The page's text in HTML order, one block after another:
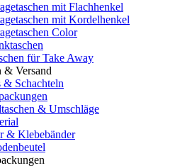
mit Flachhenkel
mit Kordelhenkel
Color
für Take Away
& Versand
& Schachteln
& Umschläge
& Klebebänder